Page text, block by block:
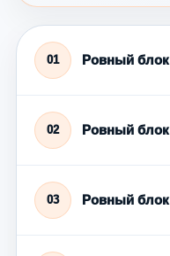
01 Ровный блок
02 Ровный блок
03 Ровный блок